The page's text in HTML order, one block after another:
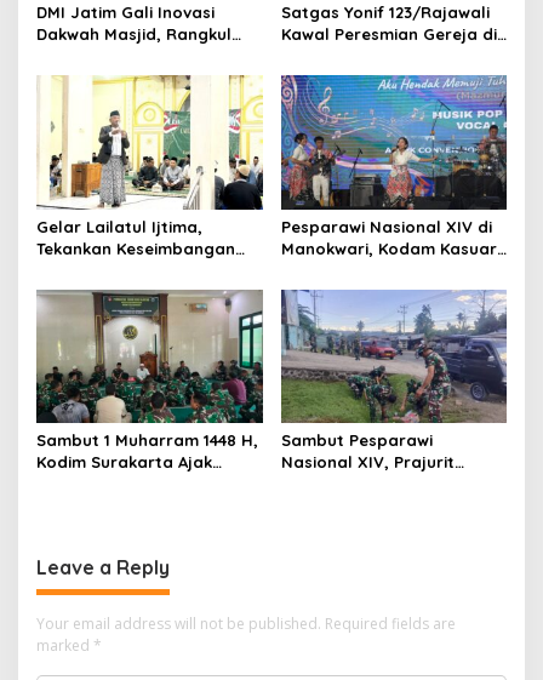
DMI Jatim Gali Inovasi
Dakwah Masjid, Rangkul
Satgas Yonif 123/Rajawali
Kawal Peresmian Gereja di
Warga Perkuat Stabilitas
Papua Selatan
Gelar Lailatul Ijtima,
Tekankan Keseimbangan
Pesparawi Nasional XIV di
Manokwari, Kodam Kasuari
Sambut 1 Muharram 1448 H,
Kodim Surakarta Ajak
Sambut Pesparawi
Nasional XIV, Prajurit
Leave a Reply
Your email address will not be published. Required fields are
marked *